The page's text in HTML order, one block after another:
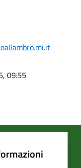
09:55